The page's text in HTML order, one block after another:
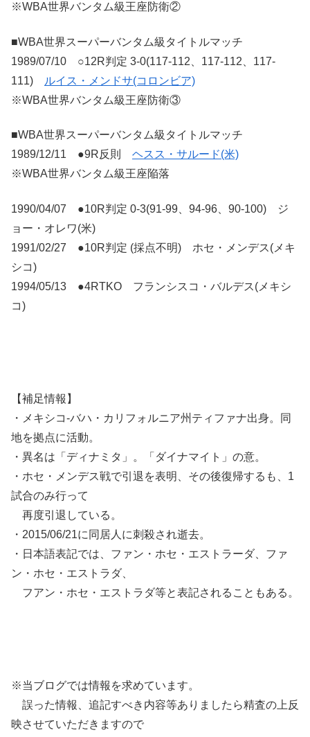
※WBA世界バンタム級王座防衛②
■WBA世界スーパーバンタム級タイトルマッチ
1989/07/10 ○12R判定 3-0(117-112、117-112、117-
111)
ルイス・メンドサ(コロンビア)
※WBA世界バンタム級王座防衛③
■WBA世界スーパーバンタム級タイトルマッチ
1989/12/11 ●9R反則 ヘスス・サルード(米)
※WBA世界バンタム級王座陥落
1990/04/07 ●10R判定 0-3(91-99、94-96、90-100) ジ
ョー・オレワ(米)
1991/02/27 ●10R判定 (採点不明) ホセ・メンデス(メキ
シコ)
1994/05/13 ●4RTKO フランシスコ・バルデス(メキシ
コ)
【補足情報】
・メキシコ-バハ・カリフォルニア州ティファナ出身。同
地を拠点に活動。
・異名は「ディナミタ」。「ダイナマイト」の意。
・ホセ・メンデス戦で引退を表明、その後復帰するも、1
試合のみ行って
再度引退している。
・2015/06/21に同居人に刺殺され逝去。
・日本語表記では、ファン・ホセ・エストラーダ、ファ
ン・ホセ・エストラダ、
フアン・ホセ・エストラダ等と表記されることもある。
※当ブログでは情報を求めています。
誤った情報、追記すべき内容等ありましたら精査の上反
映させていただきますので